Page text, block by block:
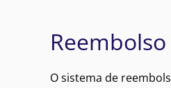
O sistema de